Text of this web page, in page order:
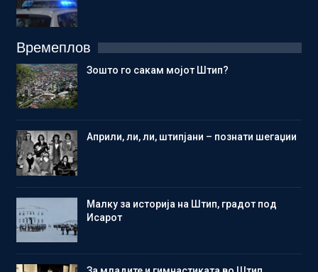
Времеплов
Зошто го сакам мојот Штип?
Aприли, ли, ли, штипјани – познати шегаџии
Малку за историја на Штип, градот под
Исарот